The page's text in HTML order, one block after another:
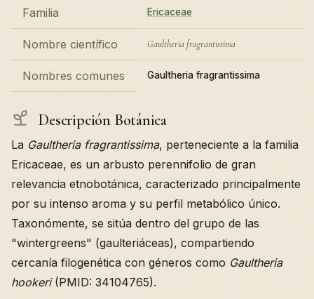
Familia Ericaceae
Nombre científico Gaultheria fragrantissima
Nombres comunes Gaultheria fragrantissima
Descripción Botánica
La Gaultheria fragrantissima, perteneciente a la familia
Ericaceae, es un arbusto perennifolio de gran
relevancia etnobotánica, caracterizado principalmente
por su intenso aroma y su perfil metabólico único.
Taxonómente, se sitúa dentro del grupo de las
"wintergreens" (gaulteriáceas), compartiendo
cercanía filogenética con géneros como Gaultheria
hookeri(PMID: 34104765).